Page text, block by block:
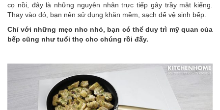
cọ nồi, đây là những nguyên nhân trực tiếp gây trầy mặt kiếng.
Thay vào đó, bạn nên sử dụng khăn mềm, sạch để vệ sinh bếp.
Chỉ với những mẹo nho nhỏ, bạn có thể duy trì mỹ quan của
bếp cũng như tuổi thọ cho chúng rồi đấy.